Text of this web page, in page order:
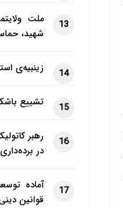
13
ملت
شهید،
14 زینبیه‌ی
15 تشییع
16
رهبر
در
17
آماده
قوانین